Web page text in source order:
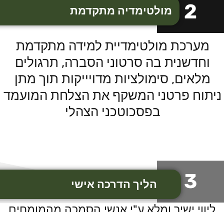
מולטימדיה מתקדמת
מערכת מולטימדיית למידה מתקדמת
וחדשנית בה סרטוני הסברה, תרגולים
מלאים, סימולציות מדויייקות תוך מתן
ניתוח פרטני המשקף את הצלחת המועמד
בפסכוטכני הצהלי
2
3 הליך הדרכה אישי